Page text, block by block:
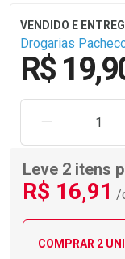
Drogarias
R$
REMOVER
Leve 2 itens
R$ 16,91 /
COMPRAR 2